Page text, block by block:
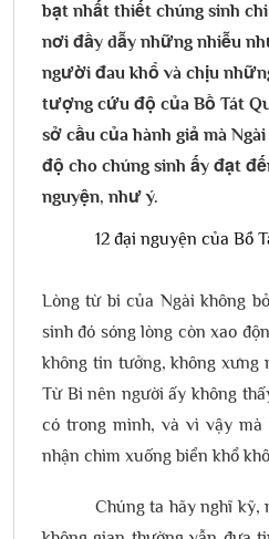
bạt nhất thiết chúng sinh chi
nơi đầy dẫy những nhiễu
người đau khổ và chịu
tượng cứu độ của Bồ Tát
sở cầu của hành giả mà
độ cho chúng sinh ấy đạt
nguyện, như ý.
12 đại nguyện của Bồ
Lòng từ bi của Ngài không
sinh đó sóng lòng còn xao
không tin tưởng, không xưng
Từ Bi nên người ấy không
có trong mình, và vì vậy
nhận chìm xuống biển khổ
Chúng ta hãy nghĩ kỹ,